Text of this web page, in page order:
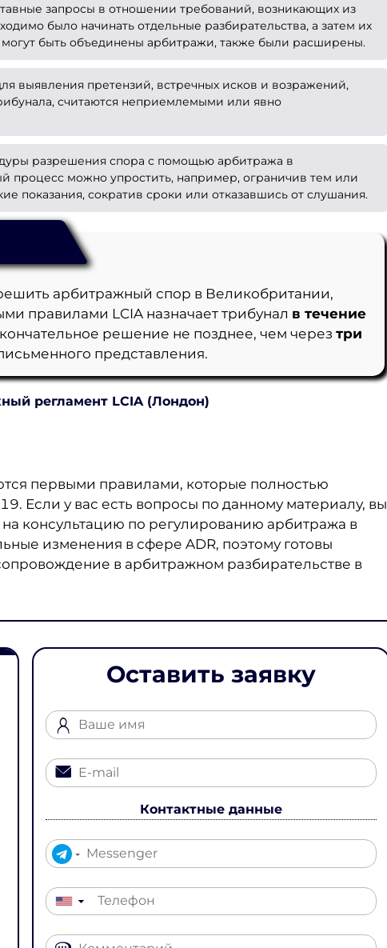
запросы в отношении требований, возникающих из
было начинать отдельные разбирательства, а затем их
могут быть объединены арбитражи, также были расширены.
выявления претензий, встречных исков и возражений,
считаются неприемлемыми или явно
разрешения спора с помощью арбитража в
процесс можно упростить, например, ограничив тем или
показания, сократив сроки или отказавшись от слушания.
арбитражный спор в Великобритании,
правилами LCIA назначает трибунал в течение
решение не позднее, чем через три
представления.
регламент LCIA (Лондон)
первыми правилами, которые полностью
Если у вас есть вопросы по данному материалу, вы
консультацию по регулированию арбитража в
изменения в сфере ADR, поэтому готовы
в арбитражном разбирательстве в
Оставить заявку
Контактные данные
▼